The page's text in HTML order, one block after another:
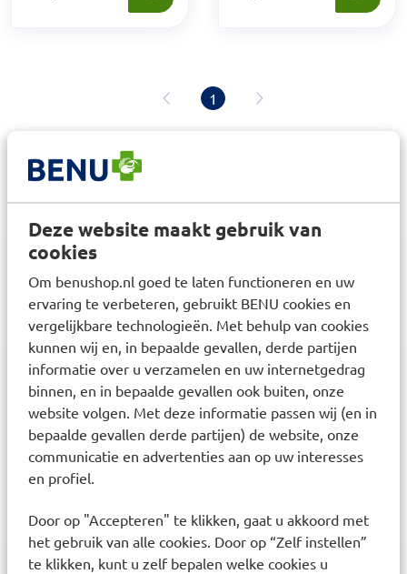
Deze website maakt gebruik van
cookies
Om benushop.nl goed te laten functioneren en uw
ervaring te verbeteren, gebruikt BENU cookies en
vergelijkbare technologieën. Met behulp van cookies
kunnen wij en, in bepaalde gevallen, derde partijen
informatie over u verzamelen en uw internetgedrag
binnen, en in bepaalde gevallen ook buiten, onze
website volgen. Met deze informatie passen wij (en in
bepaalde gevallen derde partijen) de website, onze
communicatie en advertenties aan op uw interesses
en profiel.
Door op "Accepteren" te klikken, gaat u akkoord met
het gebruik van alle cookies. Door op “Zelf instellen”
te klikken, kunt u zelf bepalen welke cookies u
1
3,6miljoen klanten
Klanten waarderen ons met een 8.6
Nieuwsbrief
Inschrijven